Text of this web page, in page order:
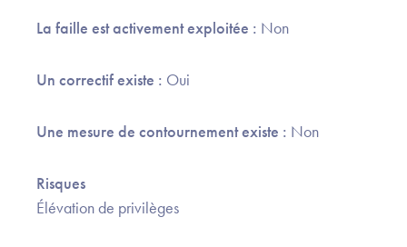
La faille est activement exploitée : Non
Un correctif existe : Oui
Une mesure de contournement existe : Non
Risques
Élévation de privilèges